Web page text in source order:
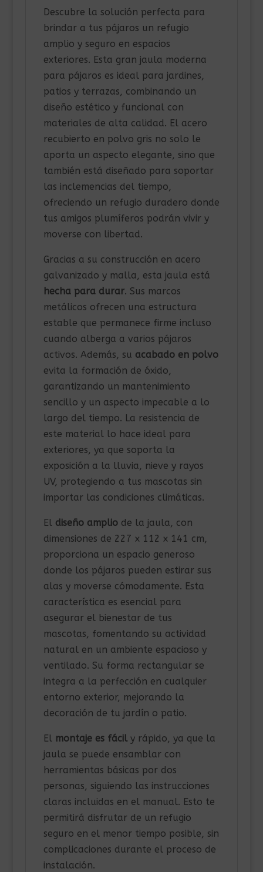
Descubre la solución perfecta para
brindar a tus pájaros un refugio
amplio y seguro en espacios
exteriores. Esta gran jaula moderna
para pájaros es ideal para jardines,
patios y terrazas, combinando un
diseño estético y funcional con
materiales de alta calidad. El acero
recubierto en polvo gris no solo le
aporta un aspecto elegante, sino que
también está diseñado para soportar
las inclemencias del tiempo,
ofreciendo un refugio duradero donde
tus amigos plumíferos podrán vivir y
moverse con libertad.
Gracias a su construcción en acero
galvanizado y malla, esta jaula está
hecha para durar. Sus marcos
metálicos ofrecen una estructura
estable que permanece firme incluso
cuando alberga a varios pájaros
activos. Además, su acabado en polvo
evita la formación de óxido,
garantizando un mantenimiento
sencillo y un aspecto impecable a lo
largo del tiempo. La resistencia de
este material lo hace ideal para
exteriores, ya que soporta la
exposición a la lluvia, nieve y rayos
UV, protegiendo a tus mascotas sin
importar las condiciones climáticas.
El diseño ampliode la jaula, con
dimensiones de 227 x 112 x 141 cm,
proporciona un espacio generoso
donde los pájaros pueden estirar sus
alas y moverse cómodamente. Esta
característica es esencial para
asegurar el bienestar de tus
mascotas, fomentando su actividad
natural en un ambiente espacioso y
ventilado. Su forma rectangular se
integra a la perfección en cualquier
entorno exterior, mejorando la
decoración de tu jardín o patio.
El montaje es fácily rápido, ya que la
jaula se puede ensamblar con
herramientas básicas por dos
personas, siguiendo las instrucciones
claras incluidas en el manual. Esto te
permitirá disfrutar de un refugio
seguro en el menor tiempo posible, sin
complicaciones durante el proceso de
instalación.